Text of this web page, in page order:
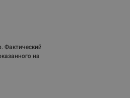
Фактический
на